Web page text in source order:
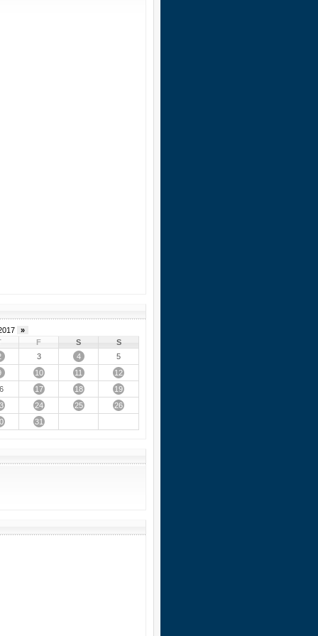
»
F S
S
3 4
5
10 11
12
17 18
19
24 25
26
31